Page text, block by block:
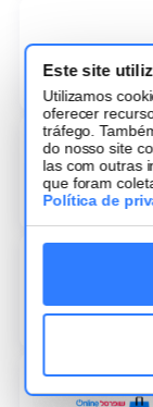
Este site
Utilizamos
oferecer
tráfego.
do nosso site
las com outras
que foram
Política de